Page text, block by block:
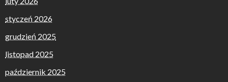
styczeń 2026
grudzień 2025
listopad 2025
październik 2025